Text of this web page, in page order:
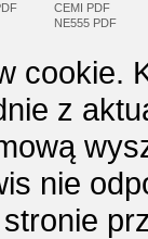
CEMI PDF
NE555 PDF
cookie.
z
nie
stronie